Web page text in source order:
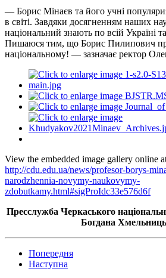
— Борис Мінаєв та його учні
в світі. Завдяки досягненням наших
національний знають по всій Україні
Пишаюся тим, що Борис Пилипович
національному! — зазначає ректор
View the embedded image gallery online
http://cdu.edu.ua/news/profesor-borys-
narodzhennia-novymy-naukovymy-
zdobutkamy.html#sigProIdc33e576d6f
Пресслужба Черкаського
Богдана
Попередня
Наступна